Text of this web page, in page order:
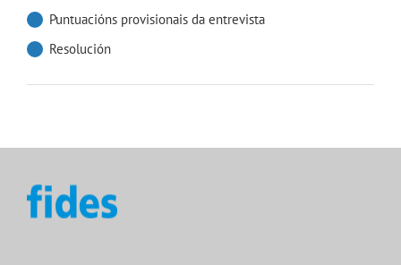
Puntuacións provisionais da entrevista
Resolución